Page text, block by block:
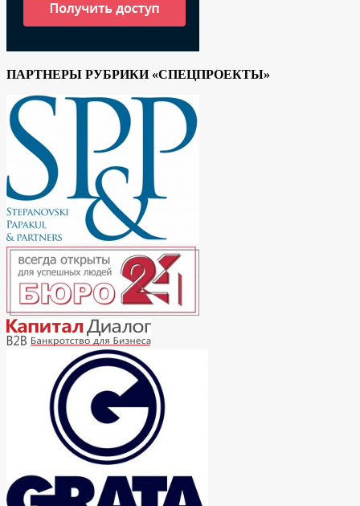
ПАРТНЕРЫ РУБРИКИ «СПЕЦПРОЕКТЫ»